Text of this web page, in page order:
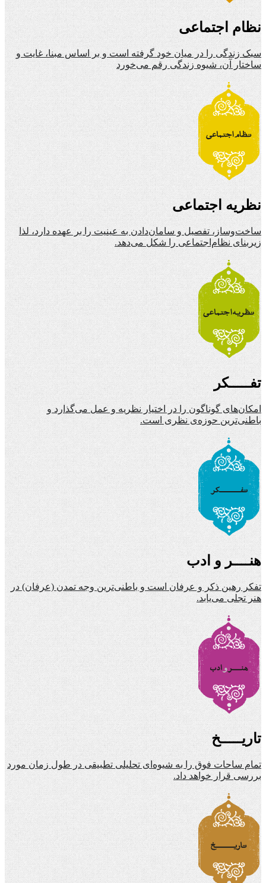
نظام اجتماعی
سبک زندگی را در میان خود گرفته است و بر اساس مبنا، غایت و
ساختار آن، شیوه زندگی رقم می‌خورد
نظریه اجتماعی
ساخت‌وساز، تفصیل و سامان‌دادن به عینیت را بر عهده دارد، لذا
زیربنای نظام‌اجتماعی را شکل می‌دهد.
تفـــــکر
امکان‌های گوناگون را در اختیار نظریه و عمل می‌گذارد و
باطنی‌ترین حوزه‌ی نظری است.
هنــــر و ادب
تفکر رهین ذکر و عرفان است و باطنی‌ترین وجه تمدن (عرفان) در
هنر تجلی می‌یابد.
تاریـــــخ
تمام ساحات فوق را به شیوه‌ای تحلیلی تطبیقی در طول زمان مورد
بررسی قرار خواهد داد.